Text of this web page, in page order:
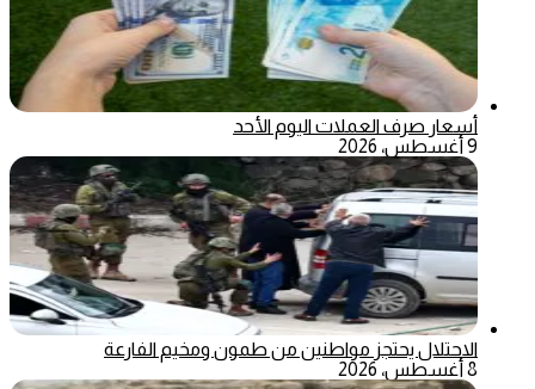
أسعار صرف العملات اليوم الأحد
9 أغسطس، 2026
الاحتلال يحتجز مواطنين من طمون ومخيم الفارعة
8 أغسطس، 2026